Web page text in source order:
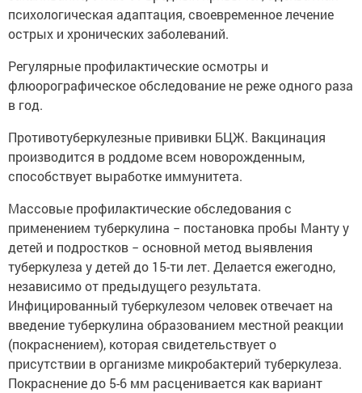
психологическая адаптация, своевременное лечение
острых и хронических заболеваний.
Регулярные профилактические осмотры и
флюорографическое обследование не реже одного раза
в год.
Противотуберкулезные прививки БЦЖ. Вакцинация
производится в роддоме всем новорожденным,
способствует выработке иммунитета.
Массовые профилактические обследования с
применением туберкулина − постановка пробы Манту у
детей и подростков − основной метод выявления
туберкулеза у детей до 15-ти лет. Делается ежегодно,
независимо от предыдущего результата.
Инфицированный туберкулезом человек отвечает на
введение туберкулина образованием местной реакции
(покраснением), которая свидетельствует о
присутствии в организме микробактерий туберкулеза.
Покраснение до 5-6 мм расценивается как вариант